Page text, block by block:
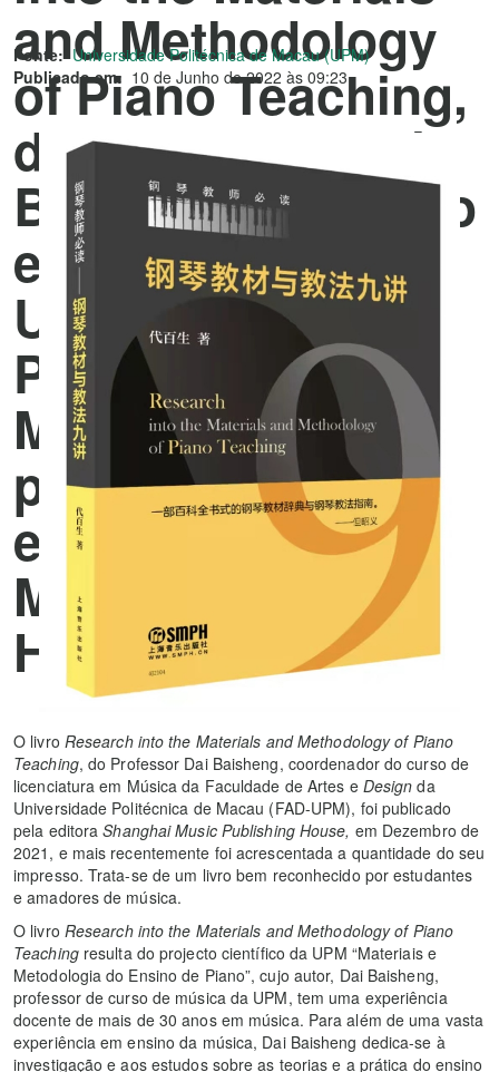
and Methodology
of Piano Teaching,
do Professor Dai
Baisheng do curso
em Música da
Universidade
Politécnica de
Macau, foi
publicado pela
editora Shanghai
Music Publishing
House
Fonte: Universidade Politécnica de Macau (UPM)
Publicado em: 10 de Junho de 2022 às 09:23
O livro Research into the Materials and Methodology of Piano
Teaching, do Professor Dai Baisheng, coordenador do curso de
licenciatura em Música da Faculdade de Artes e Design da
Universidade Politécnica de Macau (FAD-UPM), foi publicado
pela editoraShanghai Music Publishing House, em Dezembro de
2021, e mais recentemente foi acrescentada a quantidade do seu
impresso. Trata-se de um livro bem reconhecido por estudantes
e amadores de música.
O livro Research into the Materials and Methodology of Piano
Teachingresulta do projecto científico da UPM “Materiais e
Metodologia do Ensino de Piano”, cujo autor, Dai Baisheng,
professor de curso de música da UPM, tem uma experiência
docente de mais de 30 anos em música. Para além de uma vasta
experiência em ensino da música, Dai Baisheng dedica-se à
investigação e aos estudos sobre as teorias e a prática do ensino